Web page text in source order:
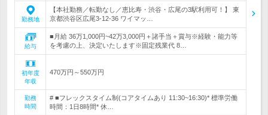
勤務地
【本社勤務／転勤なし／恵比寿・渋谷・広尾の3駅利用可！】 東
京都渋谷区広尾3-12-36 ワイマッ…
給与
■月給 36万1,000円~42万3,000円＋諸手当＋賞与※経験・能力等
を考慮の上、決定いたします※固定残業代 8…
初年度
年収
470万円～550万円
勤務
時間
# ■フレックスタイム制(コアタイムあり 11:30~16:30)* 標準労働
時間：1日8時間* 休…